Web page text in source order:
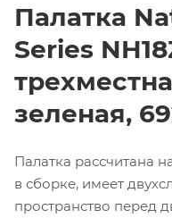
Палатка
Series
зеленая,
Палатка рассчитана
в сборке, имеет
пространство перед